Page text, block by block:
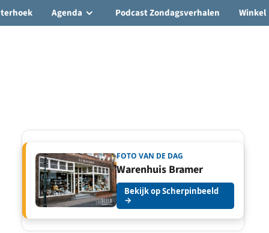
Agenda Podcast Zondagsverhalen Winkel
FOTO VAN DE DAG
Warenhuis Bramer
Bekijk op Scherpinbeeld
→